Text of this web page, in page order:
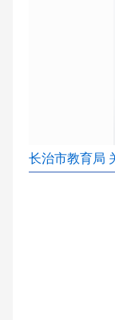
长治市教育局